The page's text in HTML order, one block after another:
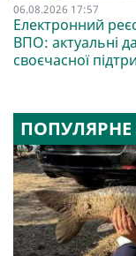
06.08.2026 17:57
Електронний
ВПО: актуальні
своєчасної
ПОПУЛЯРНЕ